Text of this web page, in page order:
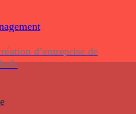
d’entreprise de